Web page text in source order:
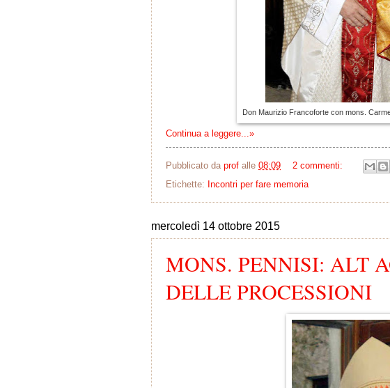
Don Maurizio Francoforte con mons.
Continua a leggere...»
Pubblicato da prof alle 08:09
2 commenti:
Etichette: Incontri per fare memoria
mercoledì 14 ottobre 2015
MONS. PENNISI: ALT
DELLE PROCESSIONI